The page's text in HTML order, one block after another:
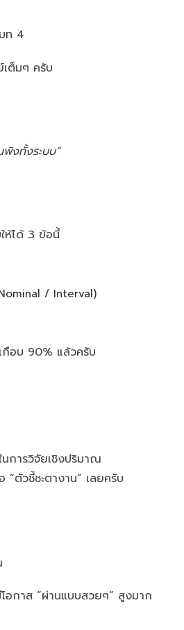
ท 4
เต็มๆ ครับ
งทั้งระบบ”
ห้ได้ 3 ข้อนี้
/ Interval)
อบ 90% แล้วครับ
นการวิจัยเชิงปริมาณ
“ตัวชี้ชะตางาน” เลยครับ
อกาส “ผ่านแบบสวยๆ” สูงมาก